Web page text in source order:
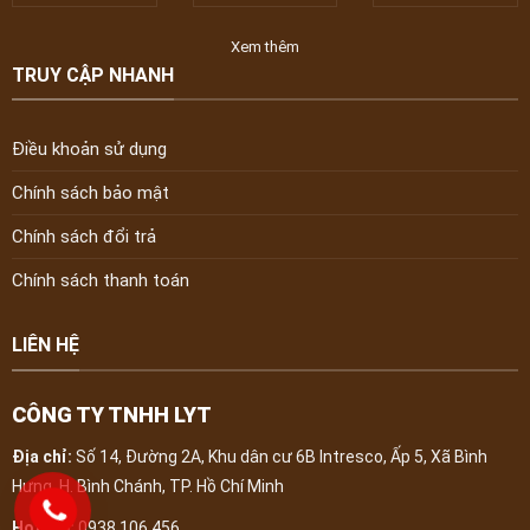
CƠ SỞ “KINH
ĐỊA BÀN THÀNH
Xem thêm
TRUY CẬP NHANH
Điều khoản sử dụng
Chính sách bảo mật
Chính sách đổi trả
Chính sách thanh toán
LIÊN HỆ
CÔNG TY TNHH LYT
Địa chỉ: Số 14, Đường 2A, Khu dân cư 6B Intresco, Ấp 5, Xã Bình
Hưng, H. Bình Chánh, TP. Hồ Chí Minh